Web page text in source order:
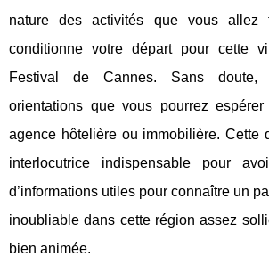
nature des activités que vous allez
conditionne votre départ pour cette
Festival de Cannes. Sans doute,
orientations que vous pourrez espérer
agence hôtelière ou immobilière. Cette
interlocutrice indispensable pour
d’informations utiles pour connaître un
inoubliable dans cette région assez
bien animée.